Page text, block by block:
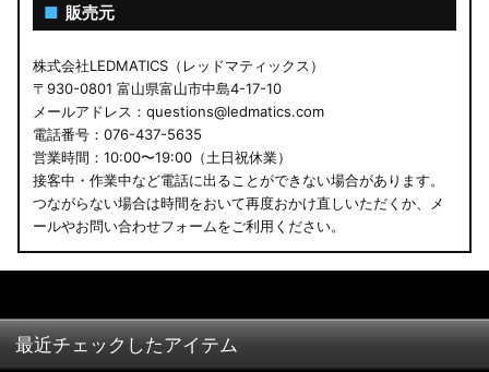
■ 販売元
株式会社LEDMATICS（レッドマティックス）
〒930-0801 富山県富山市中島4-17-10
メールアドレス：questions@ledmatics.com
電話番号：076-437-5635
営業時間：10:00〜19:00（土日祝休業）
接客中・作業中など電話に出ることができない場合があります。
つながらない場合は時間をおいて再度おかけ直しいただくか、メ
ールやお問い合わせフォームをご利用ください。
最近チェックしたアイテム